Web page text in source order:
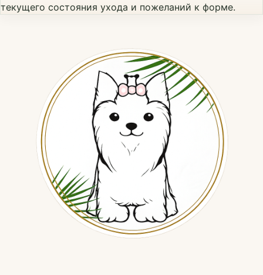
текущего состояния ухода и пожеланий к форме.